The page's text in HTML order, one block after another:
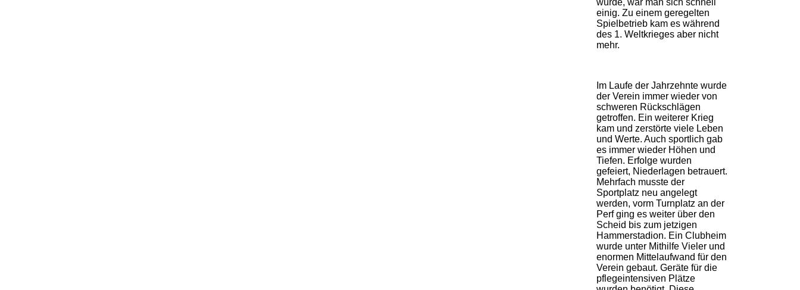
wurde, war man sich schnell
einig. Zu einem geregelten
Spielbetrieb kam es während
des 1. Weltkrieges aber nicht
mehr.
Im Laufe der Jahrzehnte wurde
der Verein immer wieder von
schweren Rückschlägen
getroffen. Ein weiterer Krieg
kam und zerstörte viele Leben
und Werte. Auch sportlich gab
es immer wieder Höhen und
Tiefen. Erfolge wurden
gefeiert, Niederlagen betrauert.
Mehrfach musste der
Sportplatz neu angelegt
werden, vorm Turnplatz an der
Perf ging es weiter über den
Scheid bis zum jetzigen
Hammerstadion. Ein Clubheim
wurde unter Mithilfe Vieler und
enormen Mittelaufwand für den
Verein gebaut. Geräte für die
pflegeintensiven Plätze